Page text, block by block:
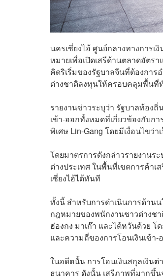
นครเซี่ยงไฮ้ ศูนย์กลางทางการ
หมายเพื่อเปิดเสรีด้านตลาดอัตร
คิดริเริ่มของรัฐบาลจีนที่ต้องการ
ต่างชาติลงทุนให้ครอบคลุมพื้นที่
รายงานข่าวระบุว่า รัฐบาลท้องถิ่
เข้า-ออกทั้งหมดที่เกี่ยวข้องกับกา
พิเศษ Lin-Gang โดยมีเงื่อนไข
โดยมาตรการดังกล่าวรายงานร
ต่างประเทศ ในพื้นที่เขตการค้าเ
เซี่ยงไฮ้ได้ทันที
ทั้งนี้ สำหรับการดำเนินการด้านน
กฎหมายของพนักงานชาวต่างช
ฮ่องกง มาเก๊า และไต้หวันด้วย
และความถี่ของการโอนเงินเข้า-
ในอดีตนั้น การโอนเงินสกุลเงินต่
ธนาคาร ดังนั้น เสรีภาพที่มากขึ้